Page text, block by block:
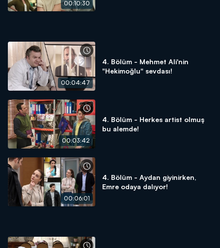
00:10:30
00:04:47
4. Bölüm - Mehmet Ali'nin
"Hekimoğlu" sevdası!
00:03:42
4. Bölüm - Herkes artist olmuş
bu alemde!
00:06:01
4. Bölüm - Aydan giyinirken,
Emre odaya dalıyor!